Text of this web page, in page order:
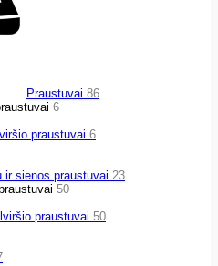
Praustuvai 86
6
praustuvai 6
ir sienos praustuvai 23
50
praustuvai 50